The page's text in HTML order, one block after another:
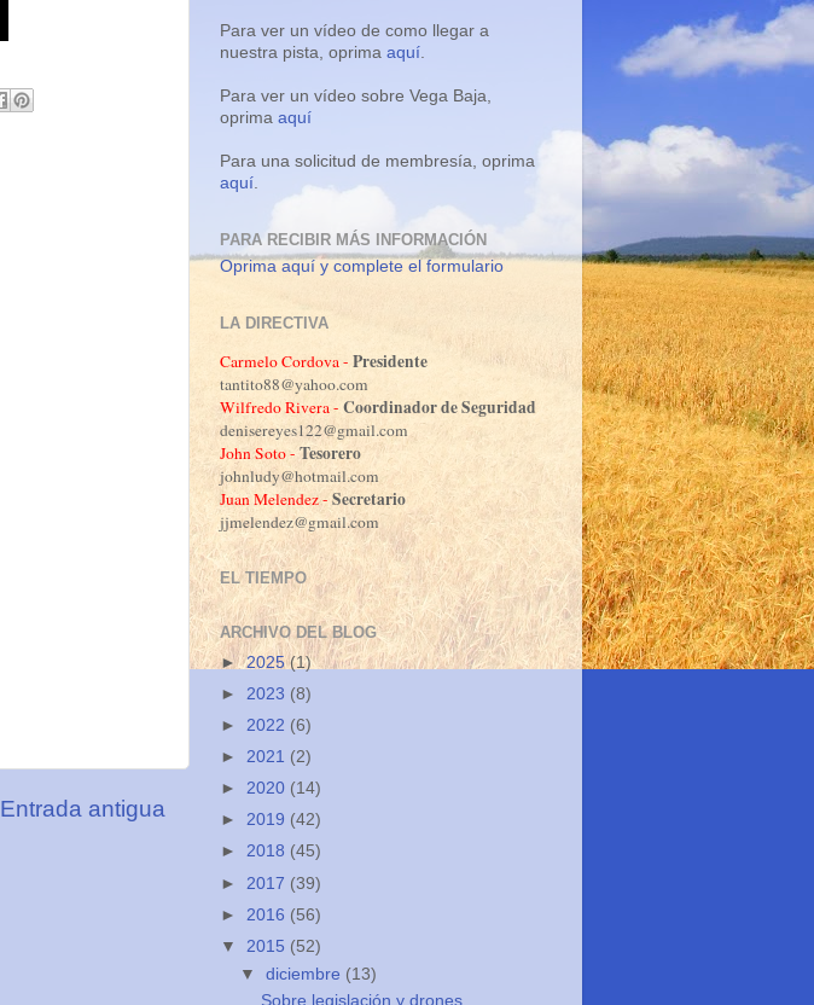
Entrada antigua
Para ver un vídeo de como llegar a
nuestra pista, oprima aquí
Para ver un vídeo sobre Vega Baja,
oprima aquí
Para una solicitud de membresía, oprima
aquí
PARA RECIBIR MÁS INFORMACIÓN
Oprima aquí y complete el formulario
LA DIRECTIVA
Carmelo Cordova - Presidente
tantito88@yahoo.com
Wilfredo Rivera - Coordinador de Seguridad
denisereyes122@gmail.com
John Soto -Tesorero
johnludy@hotmail.com
Juan Melendez -Secretario
jjmelendez@gmail.com
EL TIEMPO
ARCHIVO DEL BLOG
►2025(1)
► 2023 (8)
► 2022 (6)
► 2021 (2)
► 2020 (14)
► 2019 (42)
► 2018 (45)
► 2017 (39)
► 2016 (56)
▼ 2015 (52)
▼diciembre (13)
Sobre legislación y drones